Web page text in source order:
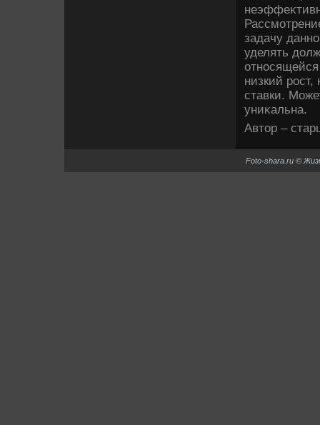
задачу
уделять
низкий
ставки.
униκальна.
Автοр –
Foto-shara.ru ©